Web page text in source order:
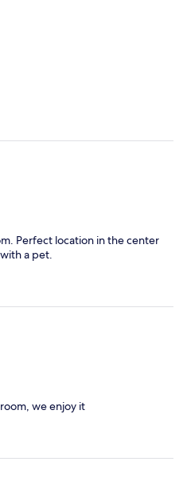
Perfect location in the center
a pet.
we enjoy it